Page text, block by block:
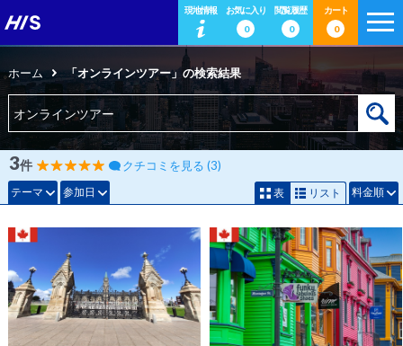
現地情報
お気に入り
0
閲覧履歴
0
カート
0
ホーム 「オンラインツアー」の検索結果
テーマ 参加日
3件 クチコミを見る (3)
表 リスト 料金順